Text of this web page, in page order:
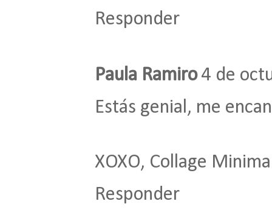
Responder
Paula Ramiro 4 de
Estás genial, me
XOXO, Collage
Responder